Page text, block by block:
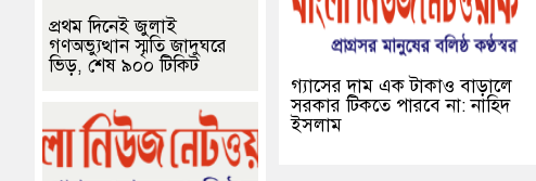
গ্যাসের দাম এক টাকাও বাড়ালে
সরকার টিকতে পারবে না: নাহিদ
ইসলাম
প্রথম দিনেই জুলাই
গণঅভ্যুত্থান স্মৃতি জাদুঘরে
ভিড়, শেষ ৯০০ টিকিট